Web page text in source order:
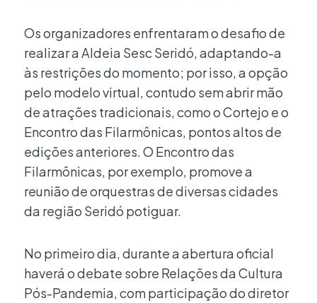
Os organizadores enfrentaram o desafio de
realizar a Aldeia Sesc Seridó, adaptando-a
às restrições do momento; por isso, a opção
pelo modelo virtual, contudo sem abrir mão
de atrações tradicionais, como o Cortejo e o
Encontro das Filarmônicas, pontos altos de
edições anteriores. O Encontro das
Filarmônicas, por exemplo, promove a
reunião de orquestras de diversas cidades
da região Seridó potiguar.
No primeiro dia, durante a abertura oficial
haverá o debate sobre Relações da Cultura
Pós-Pandemia, com participação do diretor